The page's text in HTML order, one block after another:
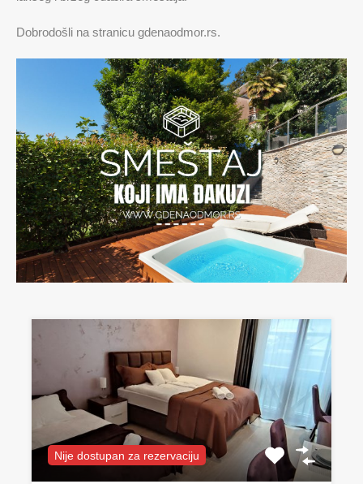
Dobrodošli na stranicu gdenaodmor.rs.
Nije dostupan za rezervaciju